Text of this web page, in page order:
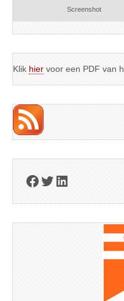
Screenshot
Klik hier voor een PDF van
Facebook
Twitter
LinkedIn